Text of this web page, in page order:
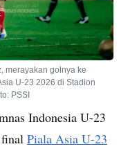
merayakan golnya ke
U-23 2026 di Stadion
PSSI
Indonesia U-23
Piala Asia U-23